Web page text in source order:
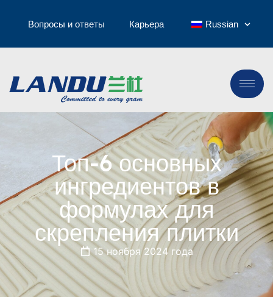
Вопросы и ответы Карьера Russian
Топ-6 основных
ингредиентов в
формулах для
скрепления плитки
15 ноября 2024 года